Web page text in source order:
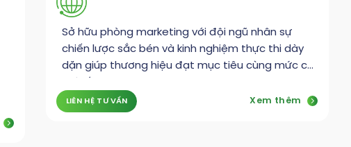
Sở hữu phòng marketing với đội ngũ nhân sự
chiến lược sắc bén và kinh nghiệm thực thi dày
dặn giúp thương hiệu đạt mục tiêu cùng mức chi
LIÊN HỆ TƯ VẤN Xem thêm